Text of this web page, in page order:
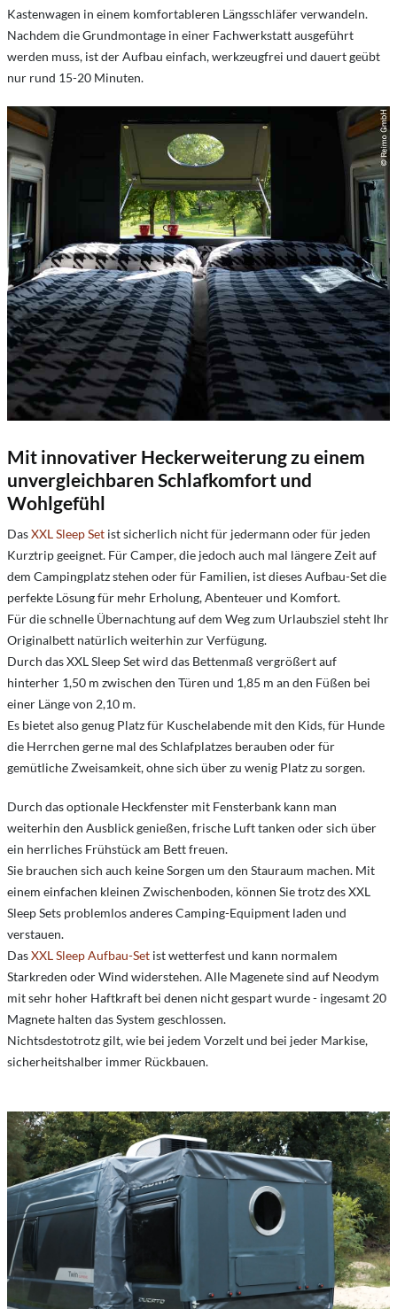
Kastenwagen in einem komfortableren Längsschläfer verwandeln.
Nachdem die Grundmontage in einer Fachwerkstatt ausgeführt
werden muss, ist der Aufbau einfach, werkzeugfrei und dauert geübt
nur rund 15-20 Minuten.
Mit innovativer Heckerweiterung zu einem
unvergleichbaren Schlafkomfort und
Wohlgefühl
DasXXL Sleep Set ist sicherlich nicht für jedermann oder für jeden
Kurztrip geeignet. Für Camper, die jedoch auch mal längere Zeit auf
dem Campingplatz stehen oder für Familien, ist dieses Aufbau-Set die
perfekte Lösung für mehr Erholung, Abenteuer und Komfort.
Für die schnelle Übernachtung auf dem Weg zum Urlaubsziel steht Ihr
Originalbett natürlich weiterhin zur Verfügung.
Durch das XXL Sleep Set wird das Bettenmaß vergrößert auf
hinterher 1,50 m zwischen den Türen und 1,85 m an den Füßen bei
einer Länge von 2,10 m.
Es bietet also genug Platz für Kuschelabende mit den Kids, für Hunde
die Herrchen gerne mal des Schlafplatzes berauben oder für
gemütliche Zweisamkeit, ohne sich über zu wenig Platz zu sorgen.
Durch das optionale Heckfenster mit Fensterbank kann man
weiterhin den Ausblick genießen, frische Luft tanken oder sich über
ein herrliches Frühstück am Bett freuen.
Sie brauchen sich auch keine Sorgen um den Stauraum machen. Mit
einem einfachen kleinen Zwischenboden, können Sie trotz des XXL
Sleep Sets problemlos anderes Camping-Equipment laden und
verstauen.
DasXXL Sleep Aufbau-Set ist wetterfest und kann normalem
Starkreden oder Wind widerstehen. Alle Magenete sind auf Neodym
mit sehr hoher Haftkraft bei denen nicht gespart wurde - ingesamt 20
Magnete halten das System geschlossen.
Nichtsdestotrotz gilt, wie bei jedem Vorzelt und bei jeder Markise,
sicherheitshalber immer Rückbauen.